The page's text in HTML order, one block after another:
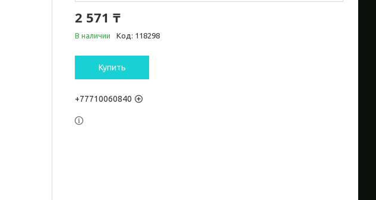
2 571 ₸
В наличии Код: 118298
Купить
+77710060840